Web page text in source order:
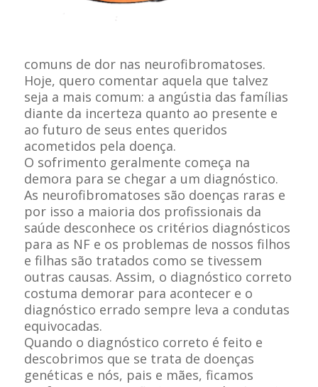
comuns de dor nas neurofibromatoses.
Hoje, quero comentar aquela que talvez
seja a mais comum: a angústia das famílias
diante da incerteza quanto ao presente e
ao futuro de seus entes queridos
acometidos pela doença.
O sofrimento geralmente começa na
demora para se chegar a um diagnóstico.
As neurofibromatoses são doenças raras e
por isso a maioria dos profissionais da
saúde desconhece os critérios diagnósticos
para as NF e os problemas de nossos filhos
e filhas são tratados como se tivessem
outras causas. Assim, o diagnóstico correto
costuma demorar para acontecer e o
diagnóstico errado sempre leva a condutas
equivocadas.
Quando o diagnóstico correto é feito e
descobrimos que se trata de doenças
genéticas e nós, pais e mães, ficamos